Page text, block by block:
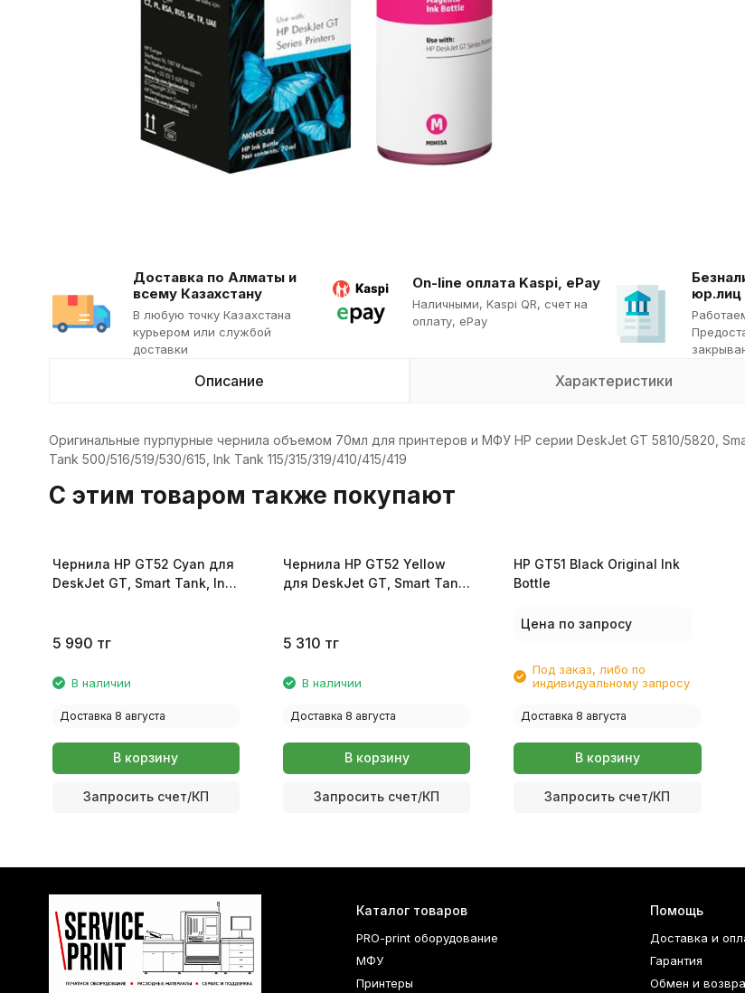
Доставка по Алматы и
всему Казахстану
В любую точку Казахстана
курьером или службой
доставки
On-line оплата Kaspi, ePay
Наличными, Kaspi QR, cчет на
оплату, ePay
юр.лиц
Описание Характеристики
Оригинальные пурпурные чернила объемом 70мл для принтеров и МФУ HP серии DeskJet GT 5810/5820,
Tank 500/516/519/530/615, Ink Tank 115/315/319/410/415/419
C этим товаром также покупают
Чернила HP GT52 Cyan для
DeskJet GT, Smart Tank, Ink
5 990 тг
В наличии
Доставка 8 августа
В корзину
Запросить счет/КП
Чернила HP GT52 Yellow
для DeskJet GT, Smart Tank,
5 310 тг
В наличии
Доставка 8 августа
В корзину
Запросить счет/КП
HP GT51 Black Original Ink
Bottle
Цена по запросу
Под заказ, либо по
индивидуальному запросу
Доставка 8 августа
В корзину
Запросить счет/КП
Каталог товаров
PRO-print оборудование
МФУ
Принтеры
Помощь
Доставка и
Гарантия
Обмен и